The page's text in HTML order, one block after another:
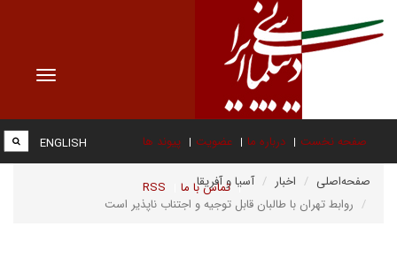
Toggle
صفحه نخست درباره ما عضویت پیوند ها
تماس با ما RSS
ENGLISH
صفحه‌اصلی اخبار
آسیا و آفریقا
روابط تهران با طالبان قابل توجیه و اجتناب ناپذیر است